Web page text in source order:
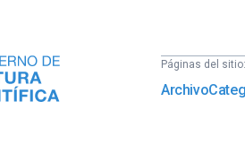
Páginas del sitio:
Archivo